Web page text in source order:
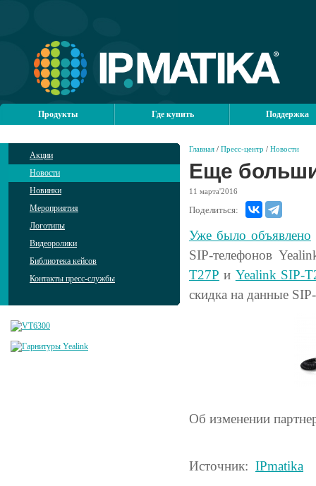
Продукты Где купить Поддержка
Акции
Новости
Новинки
Мероприятия
Логотипы
Видеоролики
Библиотека кейсов
Контакты пресс-службы
Главная / Пресс-центр / Новости
Еще
11 марта'2016
Поделиться:
Уже было объявлено
SIP-телефонов
T27P и Yealink SIP-
скидка на данные
Об изменении
Источник: IPmatika